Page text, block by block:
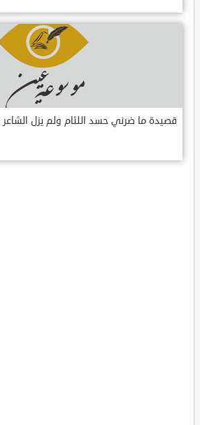
قصيدة ما ضرني حسد اللئام ولم يزل